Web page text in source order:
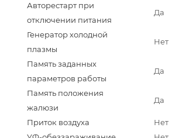
Авторестарт при
отключении питания
Да
Генератор холодной
плазмы
Нет
Память заданных
параметров работы
Да
Память положения
жалюзи
Да
Приток воздуха
Нет